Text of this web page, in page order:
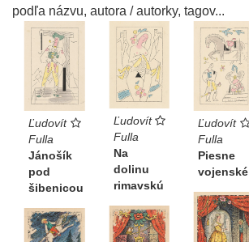
podľa názvu, autora / autorky, tagov...
Ľudovít
Fulla
Jánošík
pod
šibenicou
Ľudovít
Fulla
Na
dolinu
rimavskú
Ľudovít
Fulla
Piesne
vojenské